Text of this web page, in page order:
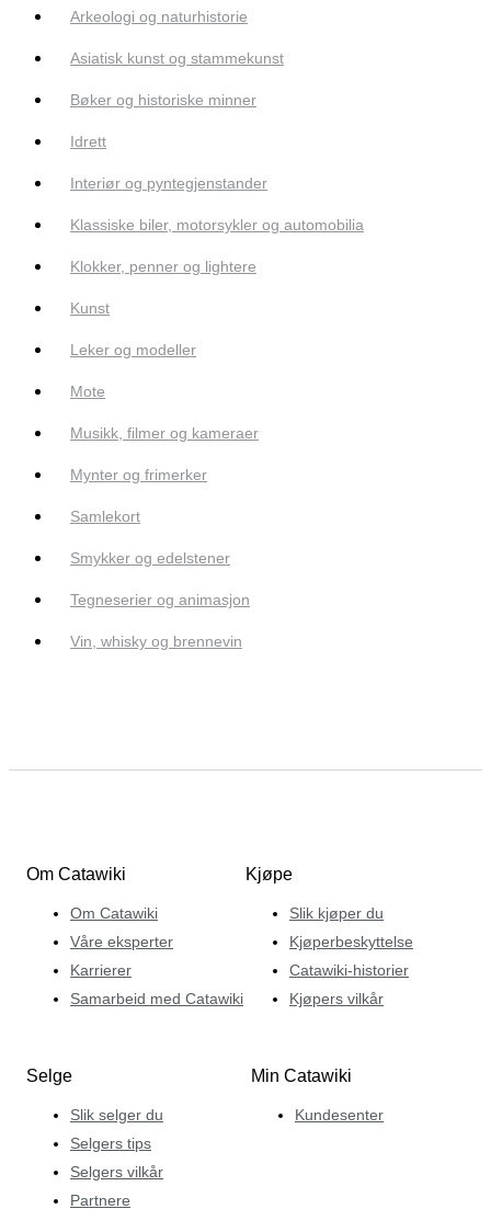
Arkeologi og naturhistorie
Asiatisk kunst og stammekunst
Bøker og historiske minner
Idrett
Interiør og pyntegjenstander
Klassiske biler, motorsykler og automobilia
Klokker, penner og lightere
Kunst
Leker og modeller
Mote
Musikk, filmer og kameraer
Mynter og frimerker
Samlekort
Smykker og edelstener
Tegneserier og animasjon
Vin, whisky og brennevin
Om Catawiki
Om Catawiki
Våre eksperter
Karrierer
Samarbeid med Catawiki
Kjøpe
Slik kjøper du
Kjøperbeskyttelse
Catawiki-historier
Kjøpers vilkår
Selge
Slik selger du
Selgers tips
Selgers vilkår
Partnere
Min Catawiki
Kundesenter